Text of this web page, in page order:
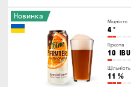
Міцність
4°
Гіркота
10 IBU
Щільність
11 %
Новинка